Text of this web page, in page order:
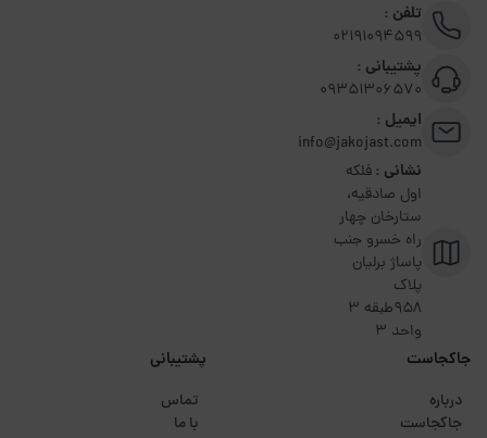
تلفن :
02191094599
پشتیبانی :
09351306570
ایمیل :
info@jakojast.com
نشانی :فلکه
اول صادقیه،
ستارخان چهار
راه خسرو جنب
پاساژ برلیان
پلاک
۹۵۸طبقه 3
واحد 3
جاکجاست
درباره
جاکجاست
پشتیبانی
تماس
با ما